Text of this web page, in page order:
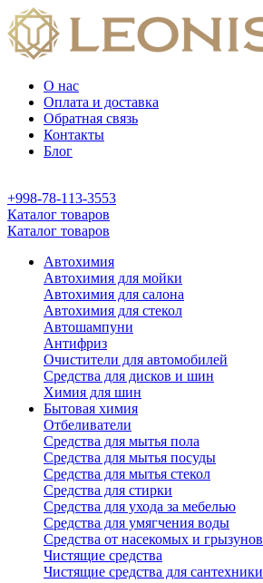
О нас
Оплата и доставка
Обратная связь
Контакты
Блог
+998-78-113-3553
Каталог товаров
Каталог товаров
Автохимия
Автохимия для мойки
Автохимия для салона
Автохимия для стекол
Автошампуни
Антифриз
Очистители для автомобилей
Средства для дисков и шин
Химия для шин
Бытовая химия
Отбеливатели
Средства для мытья пола
Средства для мытья посуды
Средства для мытья стекол
Средства для стирки
Средства для ухода за мебелью
Средства для умягчения воды
Средства от насекомых и грызунов
Чистящие средства
Чистящие средства для сантехники